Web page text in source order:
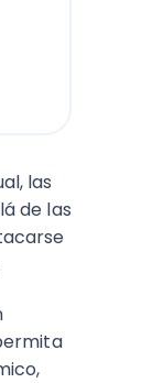
las
de las